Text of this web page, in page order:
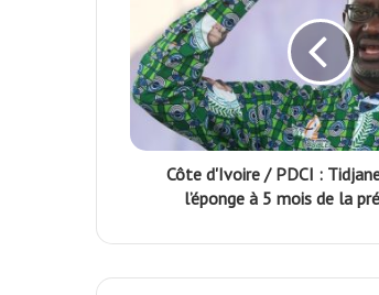
Côte d'Ivoire / PDCI :
l’éponge à 5 mois de la